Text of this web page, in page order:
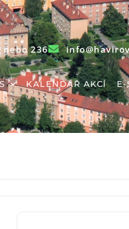
nebo 236
KALENDÁŘ AKCÍ E-